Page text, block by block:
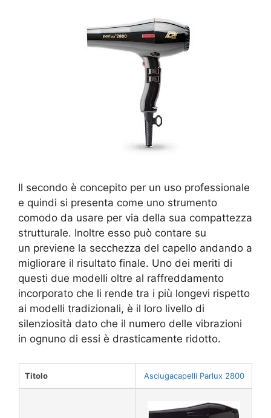
Il secondo è concepito per un uso professionale
e quindi si presenta come uno strumento
comodo da usare per via della sua compattezza
strutturale. Inoltre esso può contare su
un previene la secchezza del capello andando a
migliorare il risultato finale. Uno dei meriti di
questi due modelli oltre al raffreddamento
incorporato che li rende tra i più longevi rispetto
ai modelli tradizionali, è il loro livello di
silenziosità dato che il numero delle vibrazioni
in ognuno di essi è drasticamente ridotto.
Titolo Asciugacapelli Parlux 2800